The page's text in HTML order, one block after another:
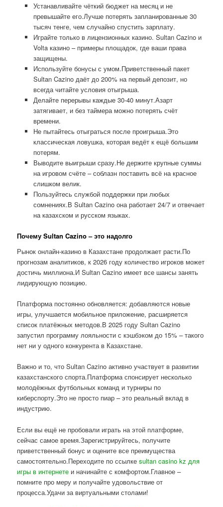
Устанавливайте чёткий бюджет на месяц и не
превышайте его.Лучше потерять запланированные 30
тысяч тенге, чем случайно спустить зарплату.
Играйте только в лицензионных казино. Sultan Cazino и
Volta казино – примеры площадок, где ваши права
защищены.
Используйте бонусы с умом.Приветственный пакет
Sultan Cazino даёт до 200% на первый депозит, но
всегда читайте условия отыгрыша.
Делайте перерывы каждые 30-40 минут.Азарт
затягивает, и без таймера можно потерять счёт
времени.
Не пытайтесь отыграться после проигрыша.Это
классическая ловушка, которая ведёт к ещё большим
потерям.
Выводите выигрыши сразу.Не держите крупные суммы
на игровом счёте – соблазн поставить всё на красное
слишком велик.
Пользуйтесь службой поддержки при любых
сомнениях.В Sultan Cazino она работает 24/7 и отвечает
на казахском и русском языках.
Почему Sultan Cazino – это надолго
Рынок онлайн-казино в Казахстане продолжает расти.По
прогнозам аналитиков, к 2026 году количество игроков может
достичь миллиона.И Sultan Cazino имеет все шансы занять
лидирующую позицию.
Платформа постоянно обновляется: добавляются новые
игры, улучшается мобильное приложение, расширяется
список платёжных методов.В 2025 году Sultan Cazino
запустил программу лояльности с кэшбэком до 15% – такого
нет ни у одного конкурента в Казахстане.
Важно и то, что Sultan Cazino активно участвует в развитии
казахстанского спорта.Платформа спонсирует несколько
молодёжных футбольных команд и турниры по
киберспорту.Это не просто пиар – это реальный вклад в
индустрию.
Если вы ещё не пробовали играть на этой платформе,
сейчас самое время.Зарегистрируйтесь, получите
приветственный бонус и оцените все преимущества
самостоятельно.Переходите по ссылкеsultan casino kz для
игры в интернете и начинайте с комфортом.Главное –
помните про меру и получайте удовольствие от
процесса.Удачи за виртуальными столами!